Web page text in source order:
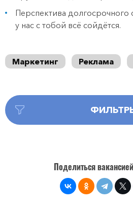
Перспектива долгосрочного
у нас с тобой всё сойдётся.
Маркетинг Реклама
Поделиться